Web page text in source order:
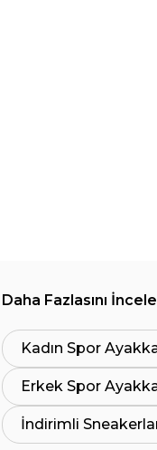
Daha Fazlasını İncele
Kadın Spor
Erkek Spor
İndirimli